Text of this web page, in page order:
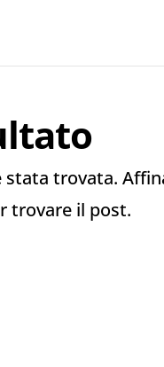
stata trovata.
trovare il post.